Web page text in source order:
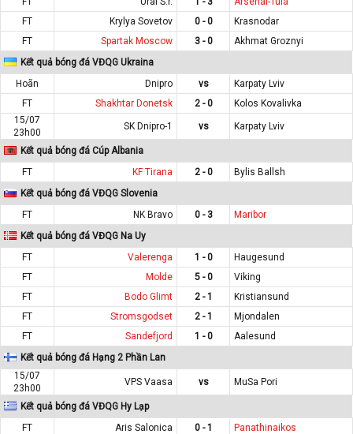
FT
Krylya Sovetov 0 - 0
Krasnodar
FT
Spartak Moscow 3 - 0
Akhmat Groznyi
Kết quả bóng đá VĐQG Ukraina
Hoãn
Dnipro vs
Karpaty Lviv
FT
Shakhtar Donetsk 2 - 0
Kolos Kovalivka
15/07
23h00
SK Dnipro-1 vs Karpaty Lviv
Kết quả bóng đá Cúp Albania
FT
KF Tirana 2 - 0
Bylis Ballsh
Kết quả bóng đá VĐQG Slovenia
FT
NK Bravo 0 - 3
Maribor
Kết quả bóng đá VĐQG Na Uy
FT
Valerenga 1 - 0
Haugesund
FT
Molde 5 - 0
Viking
FT
Bodo Glimt 2 - 1
Kristiansund
FT
Stromsgodset 2 - 1
Mjondalen
FT
Sandefjord 1 - 0
Aalesund
Kết quả bóng đá Hạng 2 Phần Lan
15/07
23h00
VPS Vaasa vs MuSa Pori
Kết quả bóng đá VĐQG Hy Lạp
FT
Aris Salonica 0 - 1
Panathinaikos